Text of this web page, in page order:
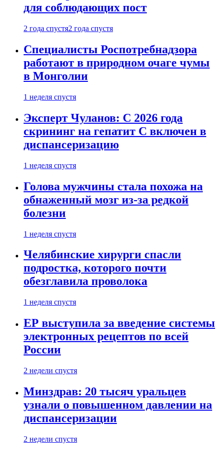
для соблюдающих пост
2 года спустя2 года спустя
Специалисты Роспотребнадзора
работают в природном очаге чумы
в Монголии
1 неделя спустя
Эксперт Чуланов: С 2026 года
скрининг на гепатит С включен в
диспансеризацию
1 неделя спустя
Голова мужчины стала похожа на
обнаженный мозг из-за редкой
болезни
1 неделя спустя
Челябинские хирурги спасли
подростка, которого почти
обезглавила проволока
1 неделя спустя
ЕР выступила за введение системы
электронных рецептов по всей
России
2 недели спустя
Минздрав: 20 тысяч уральцев
узнали о повышенном давлении на
диспансеризации
2 недели спустя